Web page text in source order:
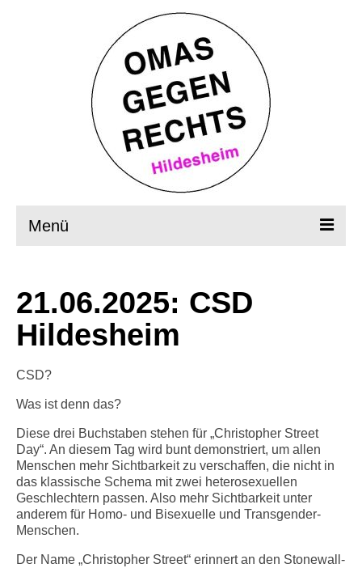
Menü
Wer, wie, was?
OMAS in Aktion
Info-Links gegen Rechts
21.06.2025: CSD
Hildesheim
CSD?
Was ist denn das?
Diese drei Buchstaben stehen für „Christopher Street
Day“. An diesem Tag wird bunt demonstriert, um allen
Menschen mehr Sichtbarkeit zu verschaffen, die nicht in
das klassische Schema mit zwei heterosexuellen
Geschlechtern passen. Also mehr Sichtbarkeit unter
anderem für Homo- und Bisexuelle und Transgender-
Menschen.
Der Name „Christopher Street“ erinnert an den Stonewall-